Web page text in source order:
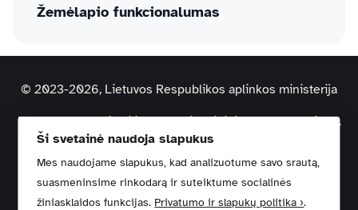
Žemėlapio funkcionalumas
© 2023-2026, Lietuvos Respublikos aplinkos ministerija
Duomenys kaupiami ir saugomi Juridinių asmenų registre.
Kodas: 188602370 | Adresas: A. Jakšto g. 4, 01105 Vilnius
Pagalbos centras Svetainės žemėlapisPrivatumo politika
Ši svetainė naudoja slapukus
Mes naudojame slapukus, kad analizuotume savo srautą,
suasmeninsime rinkodarą ir suteiktume socialinės
žiniasklaidos funkcijas. Privatumo ir slapukų politika ›.